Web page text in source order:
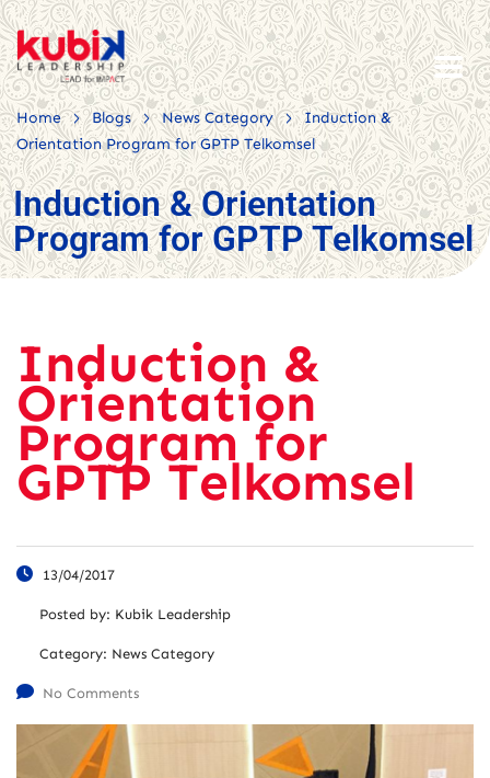
Home > Blogs > News Category >
Induction &
Orientation Program for GPTP Telkomsel
Induction & Orientation
Program for GPTP Telkomsel
Induction &
Orientation
Program for
GPTP Telkomsel
13/04/2017
Posted by: Kubik Leadership
Category: News Category
No Comments